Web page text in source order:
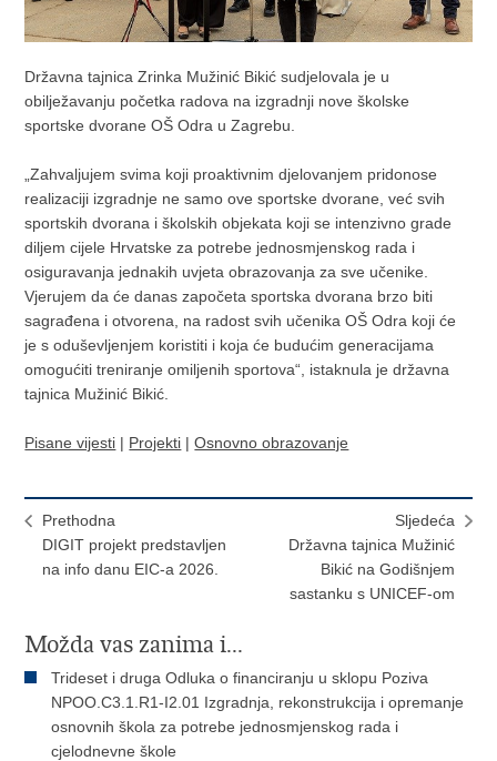
Državna tajnica Zrinka Mužinić Bikić sudjelovala je u
obilježavanju početka radova na izgradnji nove školske
sportske dvorane OŠ Odra u Zagrebu.
„Zahvaljujem svima koji proaktivnim djelovanjem pridonose
realizaciji izgradnje ne samo ove sportske dvorane, već svih
sportskih dvorana i školskih objekata koji se intenzivno grade
diljem cijele Hrvatske za potrebe jednosmjenskog rada i
osiguravanja jednakih uvjeta obrazovanja za sve učenike.
Vjerujem da će danas započeta sportska dvorana brzo biti
sagrađena i otvorena, na radost svih učenika OŠ Odra koji će
je s oduševljenjem koristiti i koja će budućim generacijama
omogućiti treniranje omiljenih sportova“, istaknula je državna
tajnica Mužinić Bikić.
Pisane vijesti | Projekti |Osnovno obrazovanje
Prethodna
DIGIT projekt predstavljen
na info danu EIC-a 2026.
Sljedeća
Državna tajnica Mužinić
Bikić na Godišnjem
sastanku s UNICEF-om
Možda vas zanima i...
Trideset i druga Odluka o financiranju u sklopu Poziva
NPOO.C3.1.R1-I2.01 Izgradnja, rekonstrukcija i opremanje
osnovnih škola za potrebe jednosmjenskog rada i
cjelodnevne škole